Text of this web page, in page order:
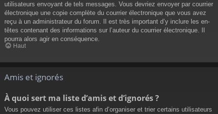
utilisateurs envoyant de tels messages. Vous devriez envoyer par courrier
électronique une copie complète du courrier électronique que vous avez
reçu à un administrateur du forum. Il est très important d’y inclure les en-
têtes contenant des informations sur l’auteur du courrier électronique. Il
pourra alors agir en conséquence.
Haut
Amis et ignorés
À quoi sert ma liste d’amis et d’ignorés ?
Vous pouvez utiliser ces listes afin d’organiser et trier certains utilisateurs